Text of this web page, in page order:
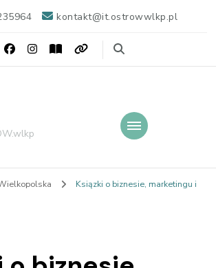
kontakt@it.ostrowwlkp.pl
Ksiązki o biznesie, marketingu i